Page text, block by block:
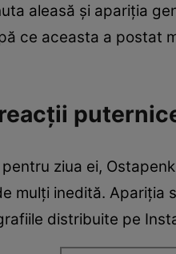
aleasă și apariția
ce aceasta a postat
ziua ei,
mulți inedită. Apariția
distribuite pe